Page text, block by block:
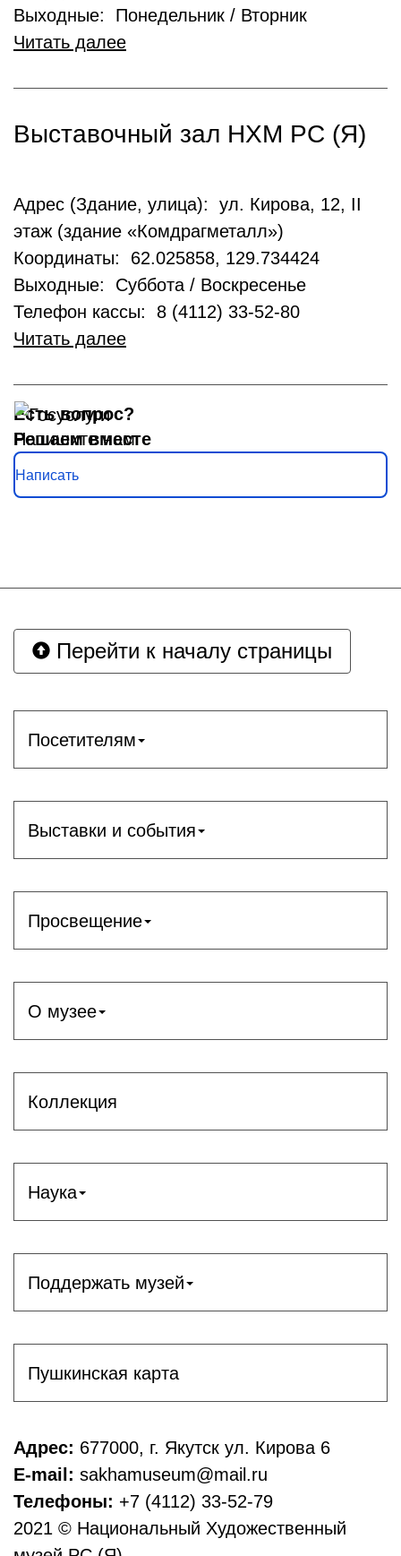
Выходные: Понедельник / Вторник
Читать далее
Выставочный зал НХМ РС (Я)
Адрес (Здание, улица): ул. Кирова, 12, II
этаж (здание «Комдрагметалл»)
Координаты: 62.025858, 129.734424
Выходные: Суббота / Воскресенье
Телефон кассы: 8 (4112) 33-52-80
Читать далее
Решаем вместе
Есть вопрос?
Напишите нам
Написать
Перейти к началу страницы
Посетителям
Выставки и события
Просвещение
О музее
Коллекция
Наука
Поддержать музей
Пушкинская карта
Адрес: 677000, г. Якутск ул. Кирова 6
E-mail: sakhamuseum@mail.ru
Телефоны: +7 (4112) 33-52-79
2021 © Национальный Художественный